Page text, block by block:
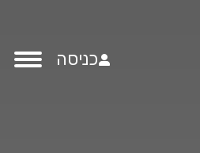
כניסה